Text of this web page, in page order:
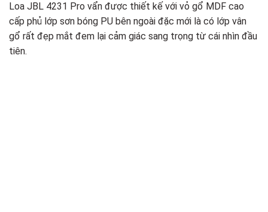
Loa JBL 4231 Pro vẩn được thiết kế với vỏ gổ MDF cao
cấp phủ lớp sơn bóng PU bên ngoài đặc mới là có lớp vân
gổ rất đẹp mắt đem lại cảm giác sang trọng từ cái nhìn đầu
tiên.